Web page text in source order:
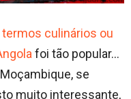
termos culinários ou
foi tão popular…
se
muito interessante,